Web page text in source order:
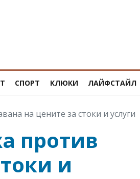
СПОРТ КЛЮКИ ЛАЙФСТАЙЛ
на цените за стоки и услуги
против
и